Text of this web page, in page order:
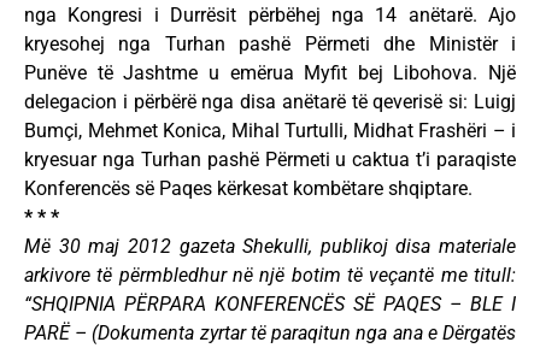
nga Kongresi i Durrësit përbëhej nga 14 anëtarë. Ajo
kryesohej nga Turhan pashë Përmeti dhe Ministër i
Punëve të Jashtme u emërua Myfit bej Libohova. Një
delegacion i përbërë nga disa anëtarë të qeverisë si: Luigj
Bumçi, Mehmet Konica, Mihal Turtulli, Midhat Frashëri – i
kryesuar nga Turhan pashë Përmeti u caktua t’i paraqiste
Konferencës së Paqes kërkesat kombëtare shqiptare.
* * *
Më 30 maj 2012 gazeta Shekulli, publikoj disa materiale
arkivore të përmbledhur në një botim të veçantë me titull:
“SHQIPNIA PËRPARA KONFERENCËS SË PAQES – BLE I
PARË – (Dokumenta zyrtar të paraqitun nga ana e Dërgatës